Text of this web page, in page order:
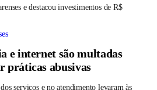
e destacou investimentos de R$
e internet são multadas
práticas abusivas
serviços e no atendimento levaram às